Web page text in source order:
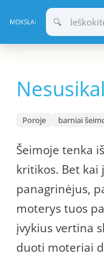
prie
turinio
Poroje barniai
Šeimoje tenka
kritikos. Bet kai
panagrinėjus,
moterys tuos
įvykius vertina
duoti moteriai